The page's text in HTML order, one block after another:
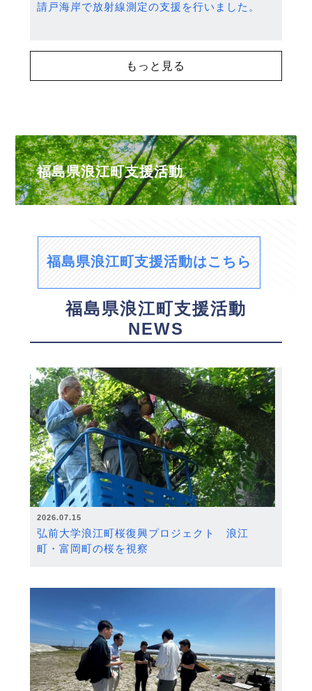
請戸海岸で放射線測定の支援を行いました。
もっと見る
福島県浪江町支援活動
福島県浪江町支援活動はこちら
福島県浪江町支援活動
NEWS
2026.07.15
弘前大学浪江町桜復興プロジェクト 浪江
町・富岡町の桜を視察